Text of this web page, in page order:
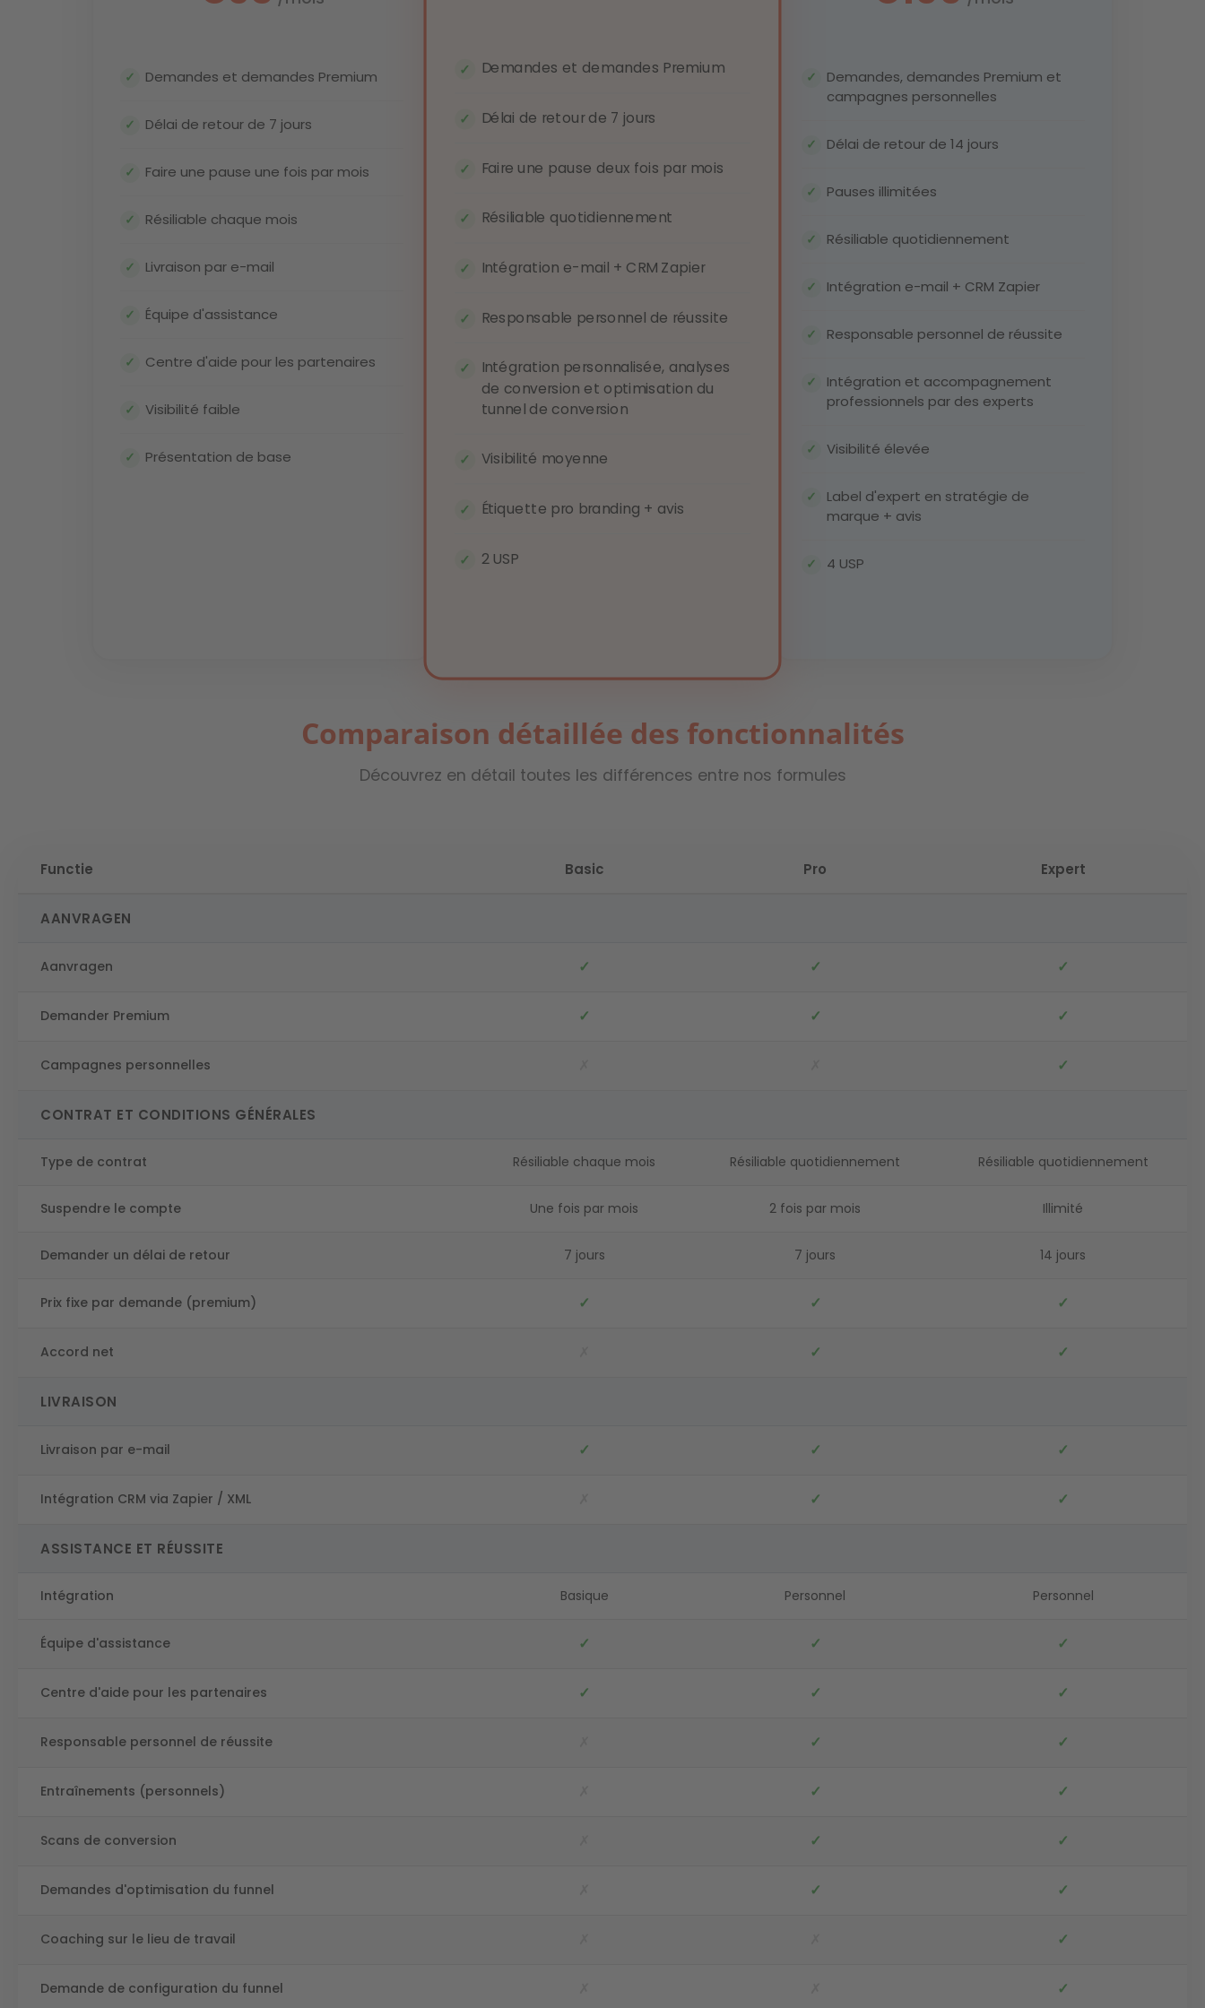
Êtes-vous prêt à avoir beaucoup
Devenir partenaire
Découvrez les avantages
Italiano
Nederlands
Demandes et demandes Premium
Délai de retour de 7 jours
Faire une pause une fois par mois
Résiliable chaque mois
Livraison par e-mail
Équipe d'assistance
Centre d'aide pour les partenaires
Visibilité faible
Présentation de base
Demandes et demandes Premium
Délai de retour de 7 jours
Faire une pause deux fois par mois
Résiliable quotidiennement
Intégration e-mail + CRM Zapier
Responsable personnel de réussite
Intégration personnalisée, analyses
de conversion et optimisation du
tunnel de conversion
Visibilité moyenne
Étiquette pro branding + avis
2 USP
Demandes, demandes Premium et
campagnes personnelles
Délai de retour de 14 jours
Pauses illimitées
Résiliable quotidiennement
Intégration e-mail + CRM Zapier
Responsable personnel de réussite
Intégration et accompagnement
professionnels par des experts
Visibilité élevée
Label d'expert en stratégie de
marque + avis
4 USP
Comparaison détaillée des fonctionnalités
Découvrez en détail toutes les différences entre nos formules
Functie Basic Pro Expert
AANVRAGEN
Aanvragen ✓ ✓ ✓
Demander Premium ✓ ✓ ✓
Campagnes personnelles ✓
CONTRAT ET CONDITIONS GÉNÉRALES
Type de contrat Résiliable chaque mois Résiliable quotidiennement Résiliable quotidiennement
Suspendre le compte Une fois par mois 2 fois par mois Illimité
Demander un délai de retour 7 jours 7 jours 14 jours
Prix fixe par demande (premium) ✓ ✓ ✓
Accord net ✓ ✓
LIVRAISON
Livraison par e-mail ✓ ✓ ✓
Intégration CRM via Zapier / XML ✓ ✓
ASSISTANCE ET RÉUSSITE
Intégration Basique Personnel Personnel
Équipe d'assistance ✓ ✓ ✓
Centre d'aide pour les partenaires ✓ ✓ ✓
Responsable personnel de réussite ✓ ✓
Entraînements (personnels) ✓ ✓
Scans de conversion ✓ ✓
Demandes d'optimisation du funnel ✓ ✓
Coaching sur le lieu de travail ✓
Demande de configuration du funnel ✓